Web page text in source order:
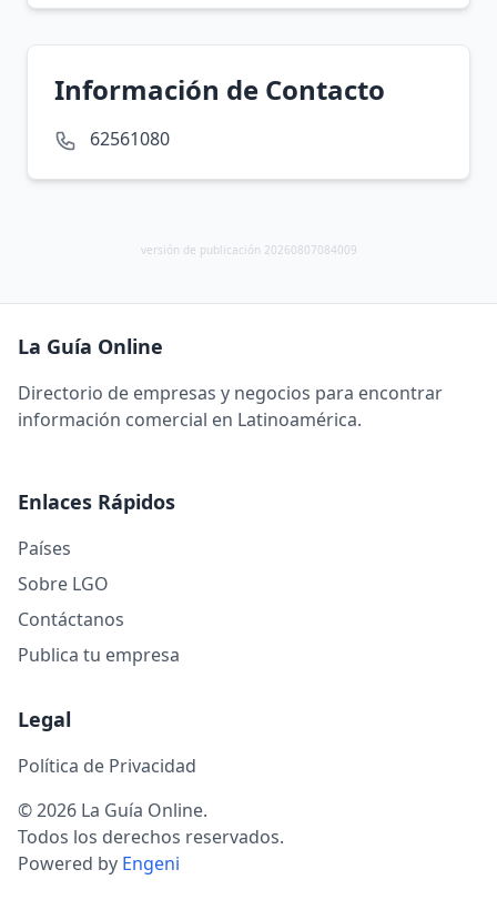
Información de Contacto
62561080
versión de publicación 20260807084009
La Guía Online
Directorio de empresas y negocios para encontrar
información comercial en Latinoamérica.
Enlaces Rápidos
Países
Sobre LGO
Contáctanos
Publica tu empresa
Legal
Política de Privacidad
© 2026 La Guía Online.
Todos los derechos reservados.
Powered by Engeni